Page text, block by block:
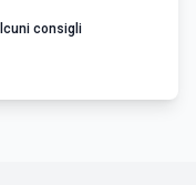
consigli